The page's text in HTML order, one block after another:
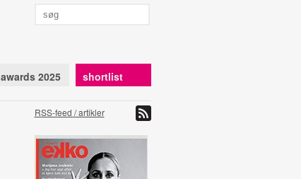
awards 2025 shortlist
RSS-feed / artikler